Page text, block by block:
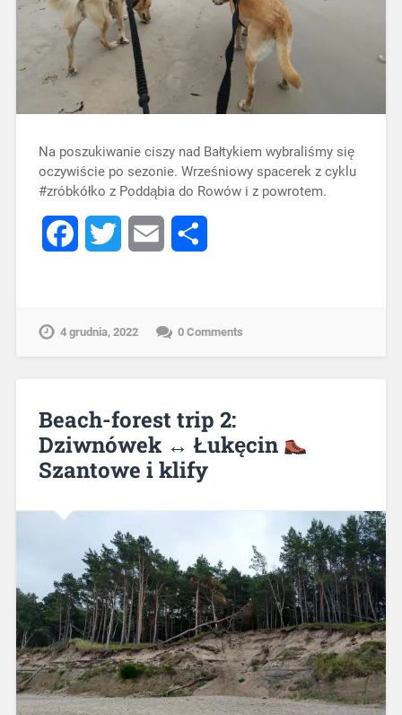
Na poszukiwanie ciszy nad Bałtykiem wybraliśmy się
oczywiście po sezonie. Wrześniowy spacerek z cyklu
#zróbkółko z Poddąbia do Rowów i z powrotem.
FacebookTwitter Email
4 grudnia, 2022 0 Comments
Beach-forest trip 2:
Dziwnówek ↔ Łukęcin
Szantowe i klify